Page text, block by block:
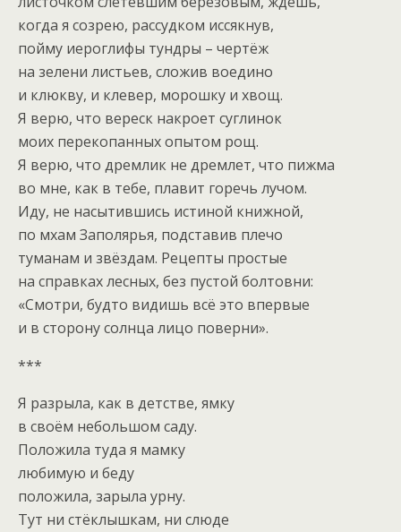
когда я созрею, рассудком иссякнув,
пойму иероглифы тундры – чертёж
на зелени листьев, сложив воедино
и клюкву, и клевер, морошку и хвощ.
Я верю, что вереск накроет суглинок
моих перекопанных опытом рощ.
Я верю, что дремлик не дремлет, что пижма
во мне, как в тебе, плавит горечь лучом.
Иду, не насытившись истиной книжной,
по мхам Заполярья, подставив плечо
туманам и звёздам. Рецепты простые
на справках лесных, без пустой болтовни:
«Смотри, будто видишь всё это впервые
и в сторону солнца лицо поверни».
***
Я разрыла, как в детстве, ямку
в своём небольшом саду.
Положила туда я мамку
любимую и беду
положила, зарыла урну.
Тут ни стёклышкам, ни слюде